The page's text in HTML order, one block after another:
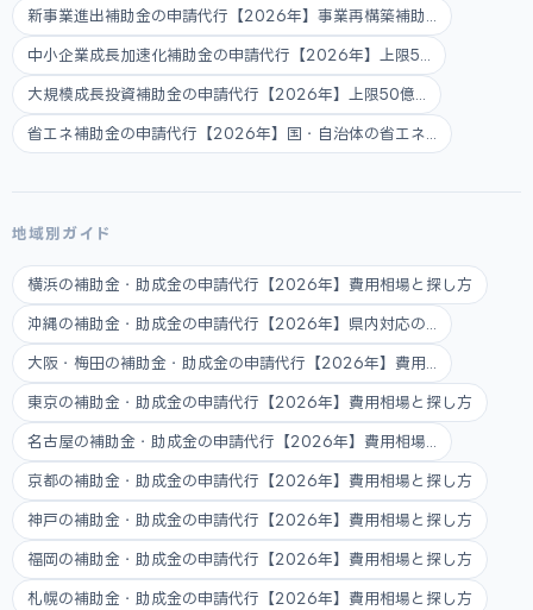
新事業進出補助金の申請代行【2026年】事業再構築補助...
中小企業成長加速化補助金の申請代行【2026年】上限5...
大規模成長投資補助金の申請代行【2026年】上限50億...
省エネ補助金の申請代行【2026年】国・自治体の省エネ...
地域別ガイド
横浜の補助金・助成金の申請代行【2026年】費用相場と探し方
沖縄の補助金・助成金の申請代行【2026年】県内対応の...
大阪・梅田の補助金・助成金の申請代行【2026年】費用...
東京の補助金・助成金の申請代行【2026年】費用相場と探し方
名古屋の補助金・助成金の申請代行【2026年】費用相場...
京都の補助金・助成金の申請代行【2026年】費用相場と探し方
神戸の補助金・助成金の申請代行【2026年】費用相場と探し方
福岡の補助金・助成金の申請代行【2026年】費用相場と探し方
札幌の補助金・助成金の申請代行【2026年】費用相場と探し方